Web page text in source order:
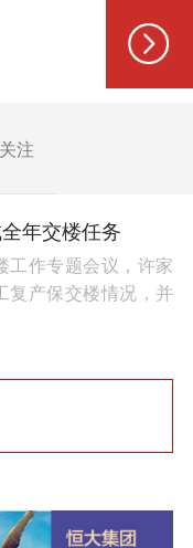
注
年交楼任务
工作专题会议，许家
复产保交楼情况，并